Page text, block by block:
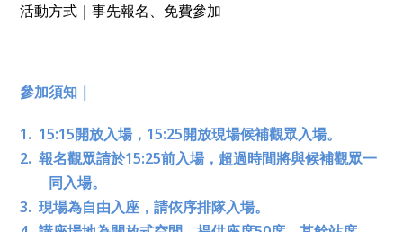
活動方式｜事先報名、免費參加
參加須知｜
1. 15:15開放入場，15:25開放現場候補觀眾入場。
2. 報名觀眾請於15:25前入場，超過時間將與候補觀眾一
同入場。
3. 現場為自由入座，請依序排隊入場。